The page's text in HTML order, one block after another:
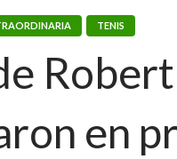
TENIS
en